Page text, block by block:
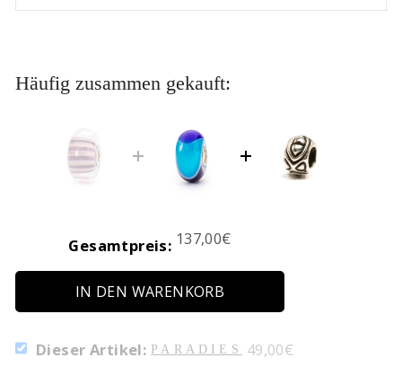
Häufig zusammen gekauft:
Gesamtpreis: Price
137,00€
IN DEN WARENKORB
SELECT
Dieser Artikel: PARADIES Price
49,00€